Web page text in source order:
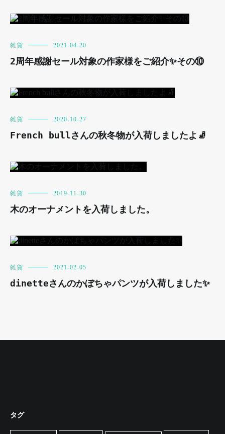
雑貨 2021-04-20
2周年感謝セール対象の作家様をご紹介✨その⑩
雑貨 2020-10-27
French bullさんの秋冬物が入荷しましたよ🧦
雑貨 2019-11-30
木のオーナメントを入荷しました。
雑貨 2021-02-05
dinetteさんのかぼちゃパンツが入荷しました✨
タグ